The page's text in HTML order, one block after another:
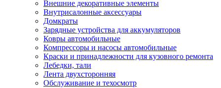
Внешние декоративные элементы
Внутрисалонные аксессуары
Домкраты
Зарядные устройства для аккумуляторов
Ковры автомобильные
Компрессоры и насосы автомобильные
Краски и принадлежности для кузовного ремонта
Лебедки, тали
Лента двухсторонняя
Обслуживание и техосмотр